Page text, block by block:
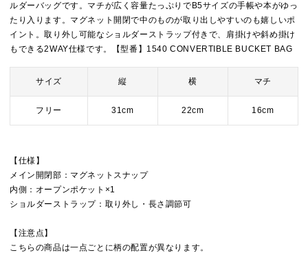
ルダーバッグです。マチが広く容量たっぷりでB5サイズの手帳や本がゆっ
たり入ります。マグネット開閉で中のものが取り出しやすいのも嬉しいポ
イント。取り外し可能なショルダーストラップ付きで、肩掛けや斜め掛け
もできる2WAY仕様です。【型番】1540 CONVERTIBLE BUCKET BAG
サイズ 縦 横 マチ
フリー 31cm 22cm 16cm
【仕様】
メイン開閉部：マグネットスナップ
内側：オープンポケット×1
ショルダーストラップ：取り外し・長さ調節可
【注意点】
こちらの商品は一点ごとに柄の配置が異なります。